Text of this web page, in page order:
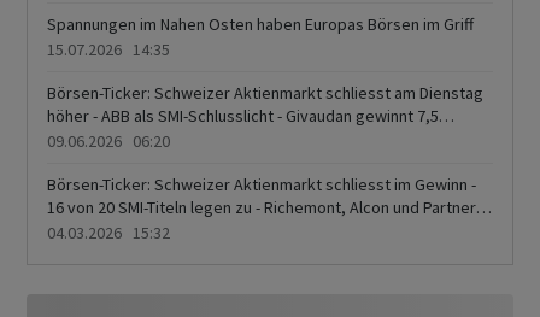
Spannungen im Nahen Osten haben Europas Börsen im Griff
15.07.2026 14:35
Börsen-Ticker: Schweizer Aktienmarkt schliesst am Dienstag
höher - ABB als SMI-Schlusslicht - Givaudan gewinnt 7,5
Prozent - Versicherer gefragt
09.06.2026 06:20
Börsen-Ticker: Schweizer Aktienmarkt schliesst im Gewinn -
16 von 20 SMI-Titeln legen zu - Richemont, Alcon und Partners
Group sehr stark - Kühne+Nagel, Givaudan und Nestlé mit
04.03.2026 15:32